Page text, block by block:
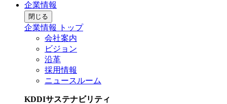
企業情報
閉じる
企業情報 トップ
会社案内
ビジョン
沿革
採用情報
ニュースルーム
KDDIサステナビリティ